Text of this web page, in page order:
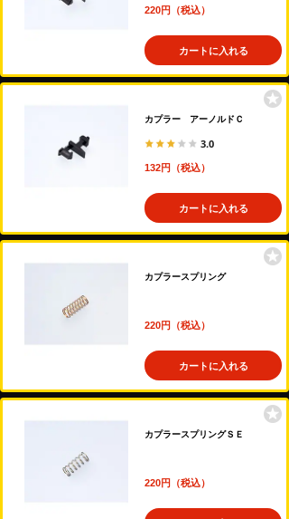
220円（税込）
カートに入れる
カプラー アーノルドＣ
3.0
132円（税込）
カートに入れる
カプラースプリング
220円（税込）
カートに入れる
カプラースプリングＳＥ
220円（税込）